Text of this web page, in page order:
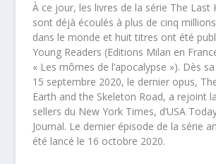
À ce jour, les livres de la série The Last
sont déjà écoulés à plus de cinq millions
dans le monde et huit titres ont été
Young Readers (Editions Milan en
« Les mômes de l’apocalypse »). Dès
15 septembre 2020, le dernier opus,
Earth and the Skeleton Road, a rejoint
sellers du New York Times, d’USA
Journal. Le dernier épisode de la série
été lancé le 16 octobre 2020.